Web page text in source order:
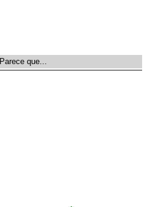
Parece que...